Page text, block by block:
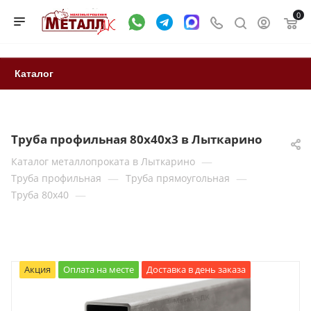
0
Каталог
Труба профильная 80х40х3 в Лыткарино
Каталог металлопроката в Лыткарино —
Труба профильная — Труба прямоугольная —
Труба 80x40 —
Акция Оплата на месте Доставка в день заказа